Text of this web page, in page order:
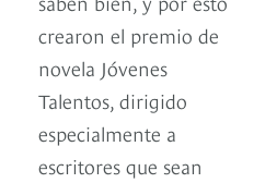
crearon el premio de
novela Jóvenes
Talentos, dirigido
especialmente a
escritores que sean